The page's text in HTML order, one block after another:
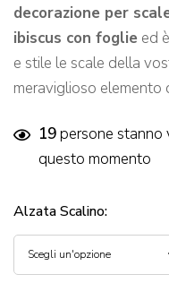
decorazione per
ibiscus con foglie ed
e stile le scale della
meraviglioso elemento
19persone
questo momento
Alzata Scalino: